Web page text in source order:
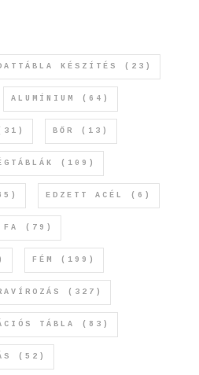
KÉSZÍTÉS (23)
ALUMÍNIUM (64)
BŐR (13)
(109)
EDZETT ACÉL (6)
FA (79)
FÉM (199)
(327)
TÁBLA (83)
(52)